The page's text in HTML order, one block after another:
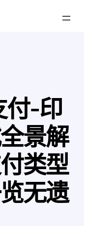
付-印
景解
类型
无遗